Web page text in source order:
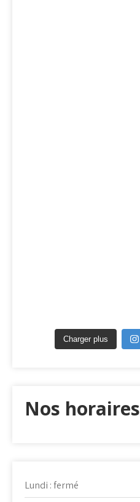
Charger plus
Nos horaires
Lundi : fermé